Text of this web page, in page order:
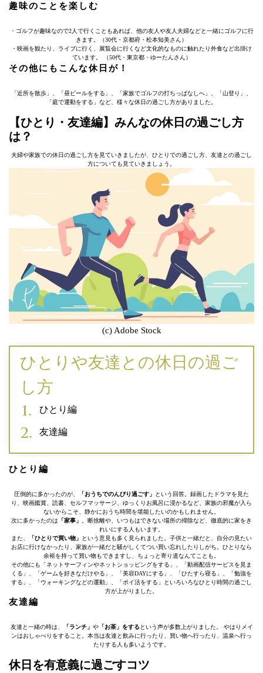
趣味のことを楽しむ
・ゴルフが趣味なので2人で行くこともあれば、他の友人や友人夫婦などと一緒にゴルフに行
きます。（30代・京都府・松本知美さん）
・映画を観たり、ライブに行く、展覧会に行くなど文化的なものに触れたり外食など出掛け
ています。 （50代・東京都・ゆーたんさん）
その他にもこんな休日が！
「近所を散歩」、「昼ビールをする」、「家族でゴルフの打ちっぱなしへ」、「山登り」、
「庭で運動をする」など、様々な休日の過ごし方がありました。
【ひとり・友達編】みんなの休日の過ごし方
は？
夫婦や家族での休日の過ごし方を見ていきましたが、ひとりでの過ごし方、友達との過ごし
方についても見ていきましょう。
(c) Adobe Stock
ひとりや友達との休日の過ご
し方
ひとり編
友達編
ひとり編
圧倒的に多かったのが、 「おうちでのんびり過ごす」
という回答。録画したドラマを見た
り、映画鑑賞、読書、セルフマッサージ、ゆっくりお風呂に浸かるなど、家族の邪魔が入ら
ないからこそ、静かにおうち時間を堪能したいのかもしれません。
次に多かったのは 「家事」
。断捨離や、いつもはできない場所の掃除など、徹底的に家をき
れいにする人もいます。
また、
「ひとりで買い物」
という意見も多く見られました。子供と一緒だと、自分の見たい
お店に行けなかったり、家族が一緒だと騒がしくてつい買い忘れしたりしがち。ひとりなら
余裕を持って買い物もできますし、ちょっと寄り道なんてことも。
その他にも「ネットサーフィンやネットショッピングをする」、「動画配信サービスを見ま
くる」、「ゲームを好きなだけやる」、「美容DAYにする」、「ひたすら寝る」、「勉強を
する」、「ウォーキングなどの運動」、「ポイ活をする」といろいろなひとり時間の過ごし
方が上がりました。
友達編
友達と一緒の時は、 「ランチ」 や「お茶」をする という声が多数上がりました。 やはりメイ
ンはおしゃべりをすること。本当は友達と飲みに行ったり、買い物へ行ったり、温泉へ行っ
たりする人も多いようです。
休日を有意義に過ごすコツ